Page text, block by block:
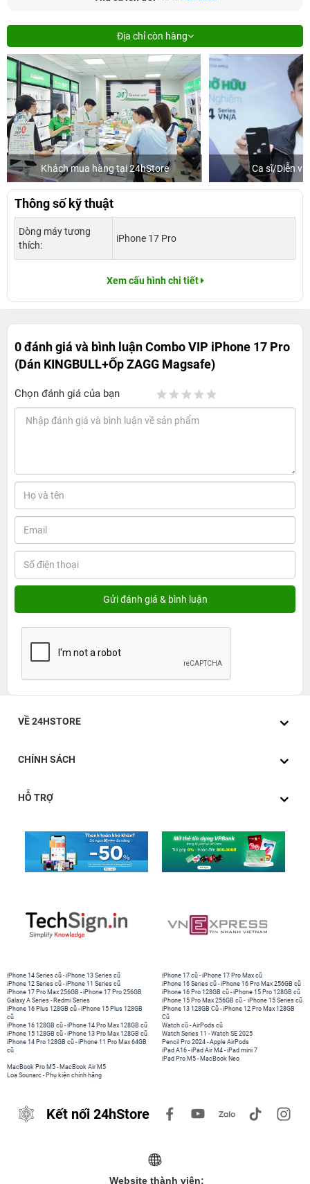
Địa chỉ còn hàng
Khách mua hàng tại 24hStore Ca sĩ/Diễn
Thông số kỹ thuật
Dòng máy tương
thích:
iPhone 17 Pro
Xem cấu hình chi tiết
0 đánh giá và bình luậnCombo VIP iPhone 17 Pro
(Dán KINGBULL+Ốp ZAGG Magsafe)
Chọn đánh giá của bạn
VỀ 24HSTORE
CHÍNH SÁCH
HỖ TRỢ
iPhone 14 Series cũ -iPhone 13 Series cũ
iPhone 12 Series cũ -iPhone 11 Series cũ
iPhone 17 Pro Max 256GB -iPhone 17 Pro 256GB
Galaxy A Series - Redmi Series
iPhone 17 cũ -iPhone 17 Pro Max cũ
iPhone 16 Series cũ - iPhone 16 Pro Max 256GB cũ
iPhone 16 Pro 128GB cũ -iPhone 15 Pro 128GB cũ
iPhone 15 Pro Max 256GB cũ - iPhone 15 Series cũ
iPhone 16 Plus 128GB cũ -iPhone 15 Plus 128GB
cũ
iPhone 16 128GB cũ -iPhone 14 Pro Max 128GB cũ
iPhone 15 128GB cũ -iPhone 13 Pro Max 128GB cũ
iPhone 14 Pro 128GB cũ -iPhone 11 Pro Max 64GB
cũ
iPhone 13 128GB Cũ -iPhone 12 Pro Max 128GB
Cũ
Watch cũ -AirPods cũ
Watch Series 11 -Watch SE 2025
Pencil Pro 2024 -Apple AirPods
iPad A16 -iPad Air M4 -iPad mini 7
iPad Pro M5 - MacBook Neo
MacBook Pro M5 - MacBook Air M5
Loa Sounarc - Phụ kiện chính hãng
Kết nối 24hStore
Website thành viên: